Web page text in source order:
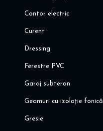
Contor electric
Curent
Dressing
Ferestre PVC
Garaj subteran
Geamuri cu izolație fonică
Gresie